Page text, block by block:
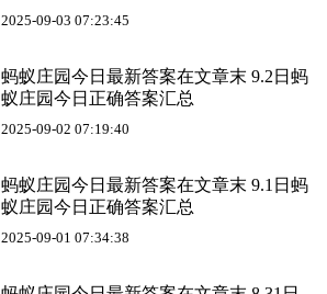
2025-09-03 07:23:45
蚂蚁庄园今日最新答案在文章末 9.2日蚂
蚁庄园今日正确答案汇总
2025-09-02 07:19:40
蚂蚁庄园今日最新答案在文章末 9.1日蚂
蚁庄园今日正确答案汇总
2025-09-01 07:34:38